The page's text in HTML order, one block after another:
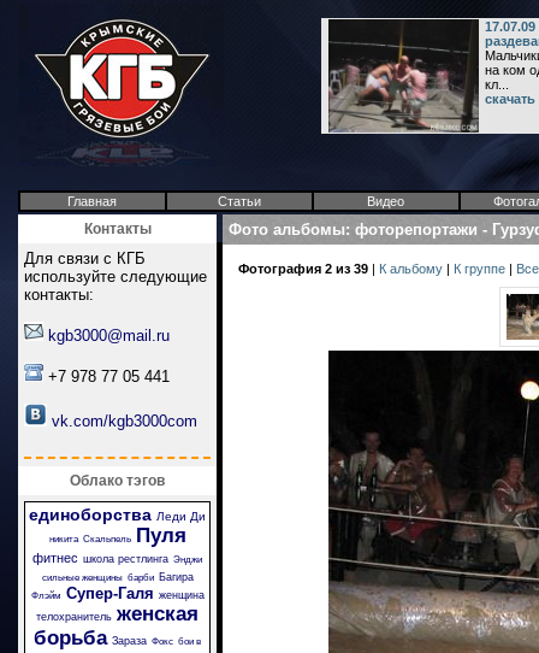
на ком
кл...
Главная Статьи Видео
Контакты
Для связи с КГБ
используйте следующие
контакты:
kgb3000@mail.ru
+7 978 77 05 441
vk.com/kgb3000com
Облако тэгов
единоборства Леди Ди
никита Скальпель Пуля
фитнес школа рестлинга Энджи
сильные женщины барби Багира
Флэйм Супер-Галя женщина
телохранитель женская
борьба Зараза Фокс бои в
Фото альбомы: фоторепортажи -
Фотография 2 из 39 | К альбому | К группе |